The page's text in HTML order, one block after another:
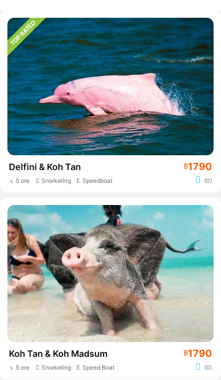
Delfini & Koh Tan ฿1790
5 ore Snorkeling Speedboat (0)
Koh Tan & Koh Madsum ฿1790
5 ore Snorkeling Speed Boat (0)